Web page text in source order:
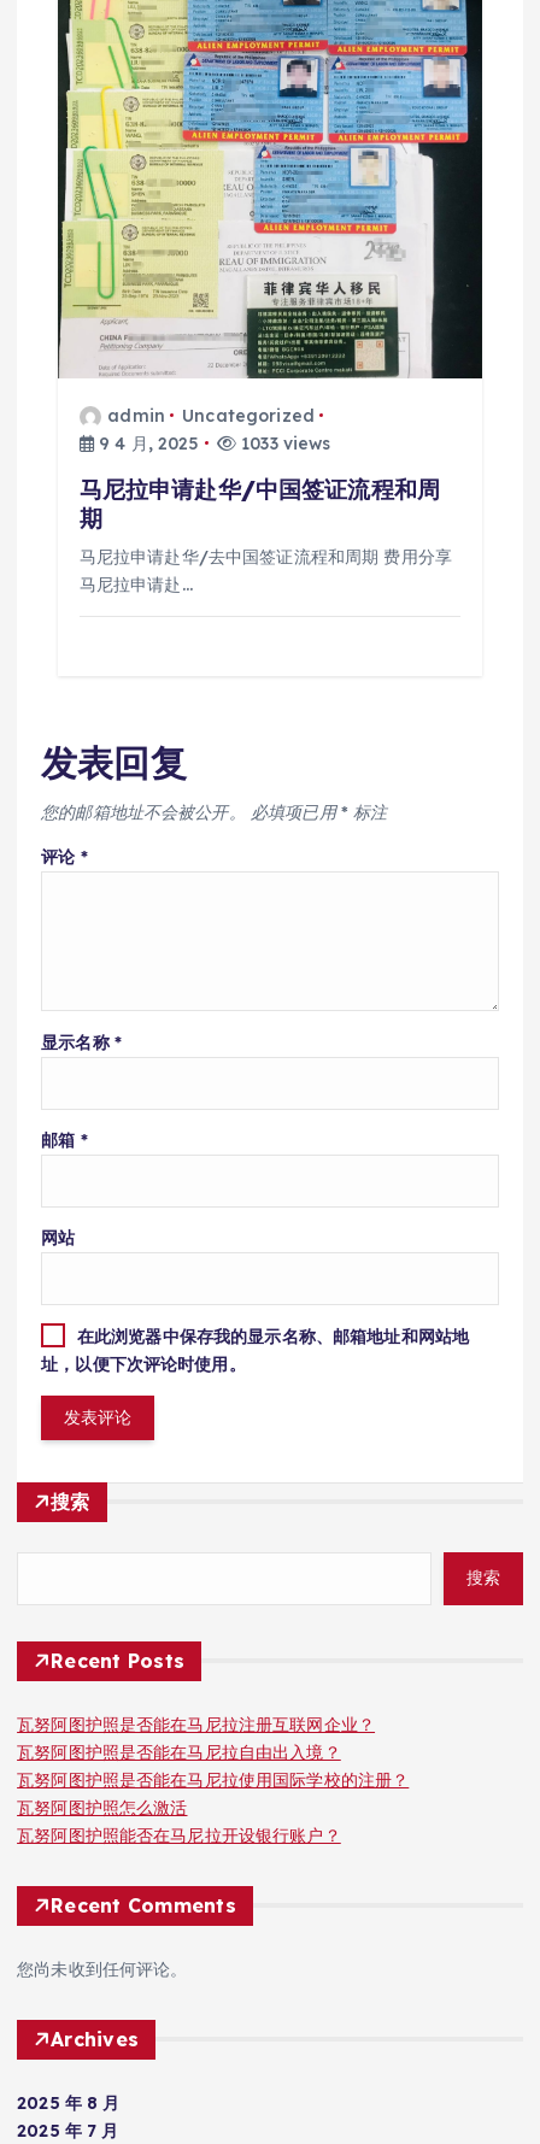
admin
Uncategorized
9 4 月, 2025
1033 views
马尼拉申请赴华/中国签证流程和周
期
马尼拉申请赴华/去中国签证流程和周期 费用分享
马尼拉申请赴…
发表回复
您的邮箱地址不会被公开。 必填项已用* 标注
评论 *
显示名称 *
邮箱 *
网站
在此浏览器中保存我的显示名称、邮箱地址和网站地
址，以便下次评论时使用。
搜索
搜索
Recent Posts
瓦努阿图护照是否能在马尼拉注册互联网企业？
瓦努阿图护照是否能在马尼拉自由出入境？
瓦努阿图护照是否能在马尼拉使用国际学校的注册？
瓦努阿图护照怎么激活
瓦努阿图护照能否在马尼拉开设银行账户？
Recent Comments
您尚未收到任何评论。
Archives
2025 年 8 月
2025 年 7 月